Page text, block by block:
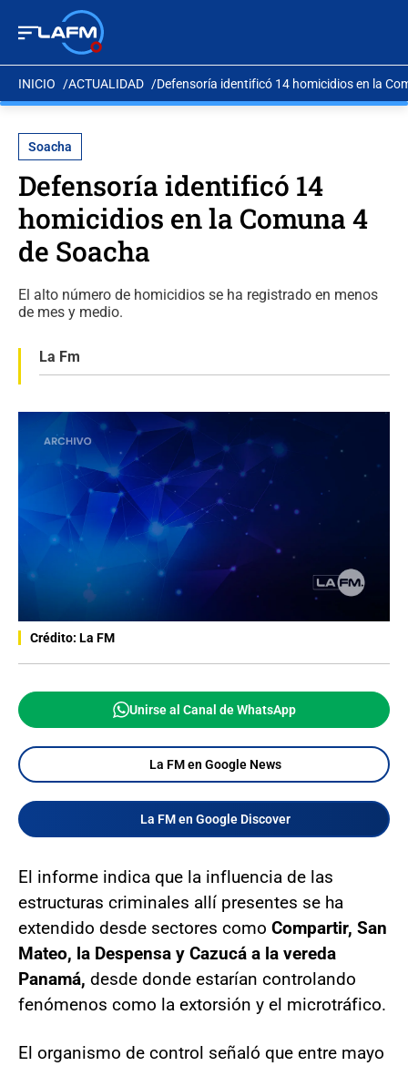
INICIO ACTUALIDAD Defensoría identificó 14 homicidios en la
Soacha
Defensoría identificó 14
homicidios en la Comuna 4
de Soacha
El alto número de homicidios se ha registrado en menos
de mes y medio.
La Fm
Crédito: La FM
Unirse al Canal de WhatsApp
La FM en Google News
La FM en Google Discover
El informe indica que la influencia de las
estructuras criminales allí presentes se ha
extendido desde sectores como Compartir, San
Mateo, la Despensa y Cazucá a la vereda
Panamá, desde donde estarían controlando
fenómenos como la extorsión y el microtráfico.
El organismo de control señaló que entre mayo